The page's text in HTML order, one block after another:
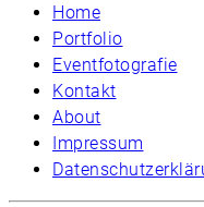
Home
Portfolio
Eventfotografie
Kontakt
About
Impressum